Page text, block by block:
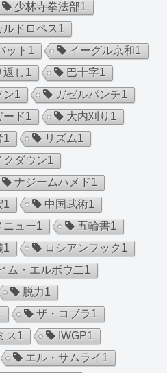
少林寺拳法部1
ルドロペス1
ット 1 イーグル京和1
返し1 巴十字1
ン1 ガゼルパンチ1
ード1 大内刈り 1
1 リズム1
クダウン1
ナジームハメド1
1 中国武術1
ニュー1 五輪書1
1 ロシアンフック1
ム・エルボウ二1
脱力1
ザ・コブラ1
ス1 IWGP1
エル・サムライ 1